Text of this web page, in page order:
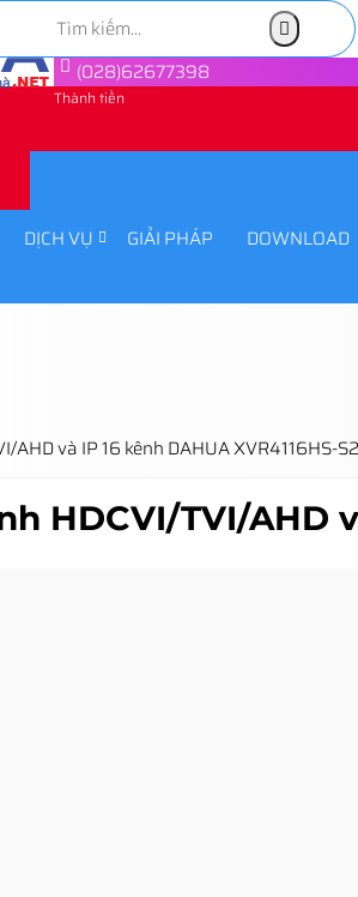
(028)62677398
Thành tiền
DỊCH VỤ GIẢI PHÁP DOWNLOAD
AHD và IP 16 kênh DAHUA XVR4116HS-S2
HDCVI/TVI/AHD